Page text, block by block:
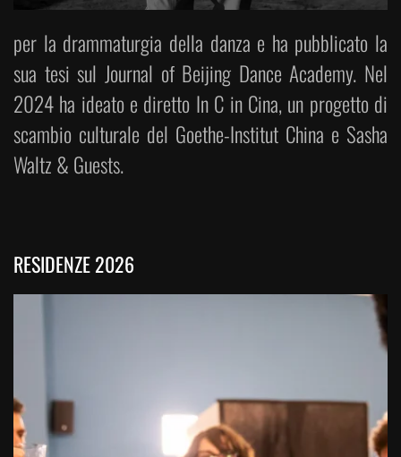
per la drammaturgia della danza e ha pubblicato la
sua tesi sul Journal of Beijing Dance Academy. Nel
2024 ha ideato e diretto In C in Cina, un progetto di
scambio culturale del Goethe-Institut China e Sasha
Waltz & Guests.
RESIDENZE 2026